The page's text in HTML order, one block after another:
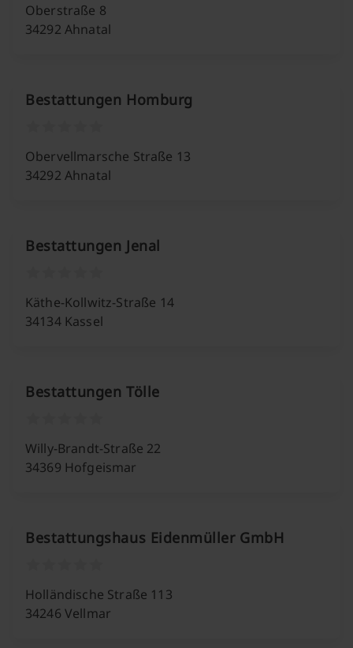
Oberstraße 8
34292 Ahnatal
Bestattungen Homburg
Obervellmarsche Straße 13
34292 Ahnatal
Bestattungen Jenal
Käthe-Kollwitz-Straße 14
34134 Kassel
Bestattungen Tölle
Willy-Brandt-Straße 22
34369 Hofgeismar
Bestattungshaus Eidenmüller GmbH
Holländische Straße 113
34246 Vellmar